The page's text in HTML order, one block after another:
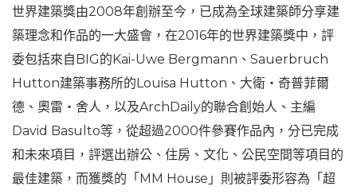
世界建築獎由2008年創辦至今，已成為全球建築師分享建
築理念和作品的一大盛會，在2016年的世界建築獎中，評
委包括來自BIG的Kai-Uwe Bergmann、Sauerbruch
Hutton建築事務所的Louisa Hutton、大衛‧奇普菲爾
德、奧雷‧舍人，以及ArchDaily的聯合創始人、主編
David Basulto等，從超過2000件參賽作品內，分已完成
和未來項目，評選出辦公、住房、文化、公民空間等項目的
最佳建築，而獲獎的「MM House」則被評委形容為「超